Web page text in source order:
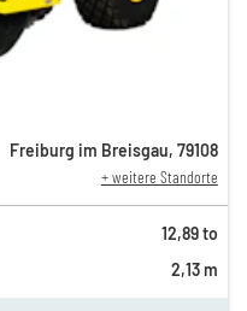
Freiburg im Breisgau, 79108
+ weitere Standorte
12,89 to
2,13 m